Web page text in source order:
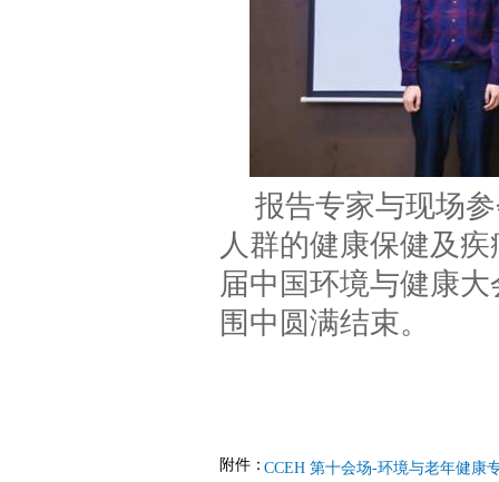
报告专家与现场
人群的健康保健及
届中国环境与健康
围中圆满结束。
附件：CCEH 第十会场-环境与老年健康